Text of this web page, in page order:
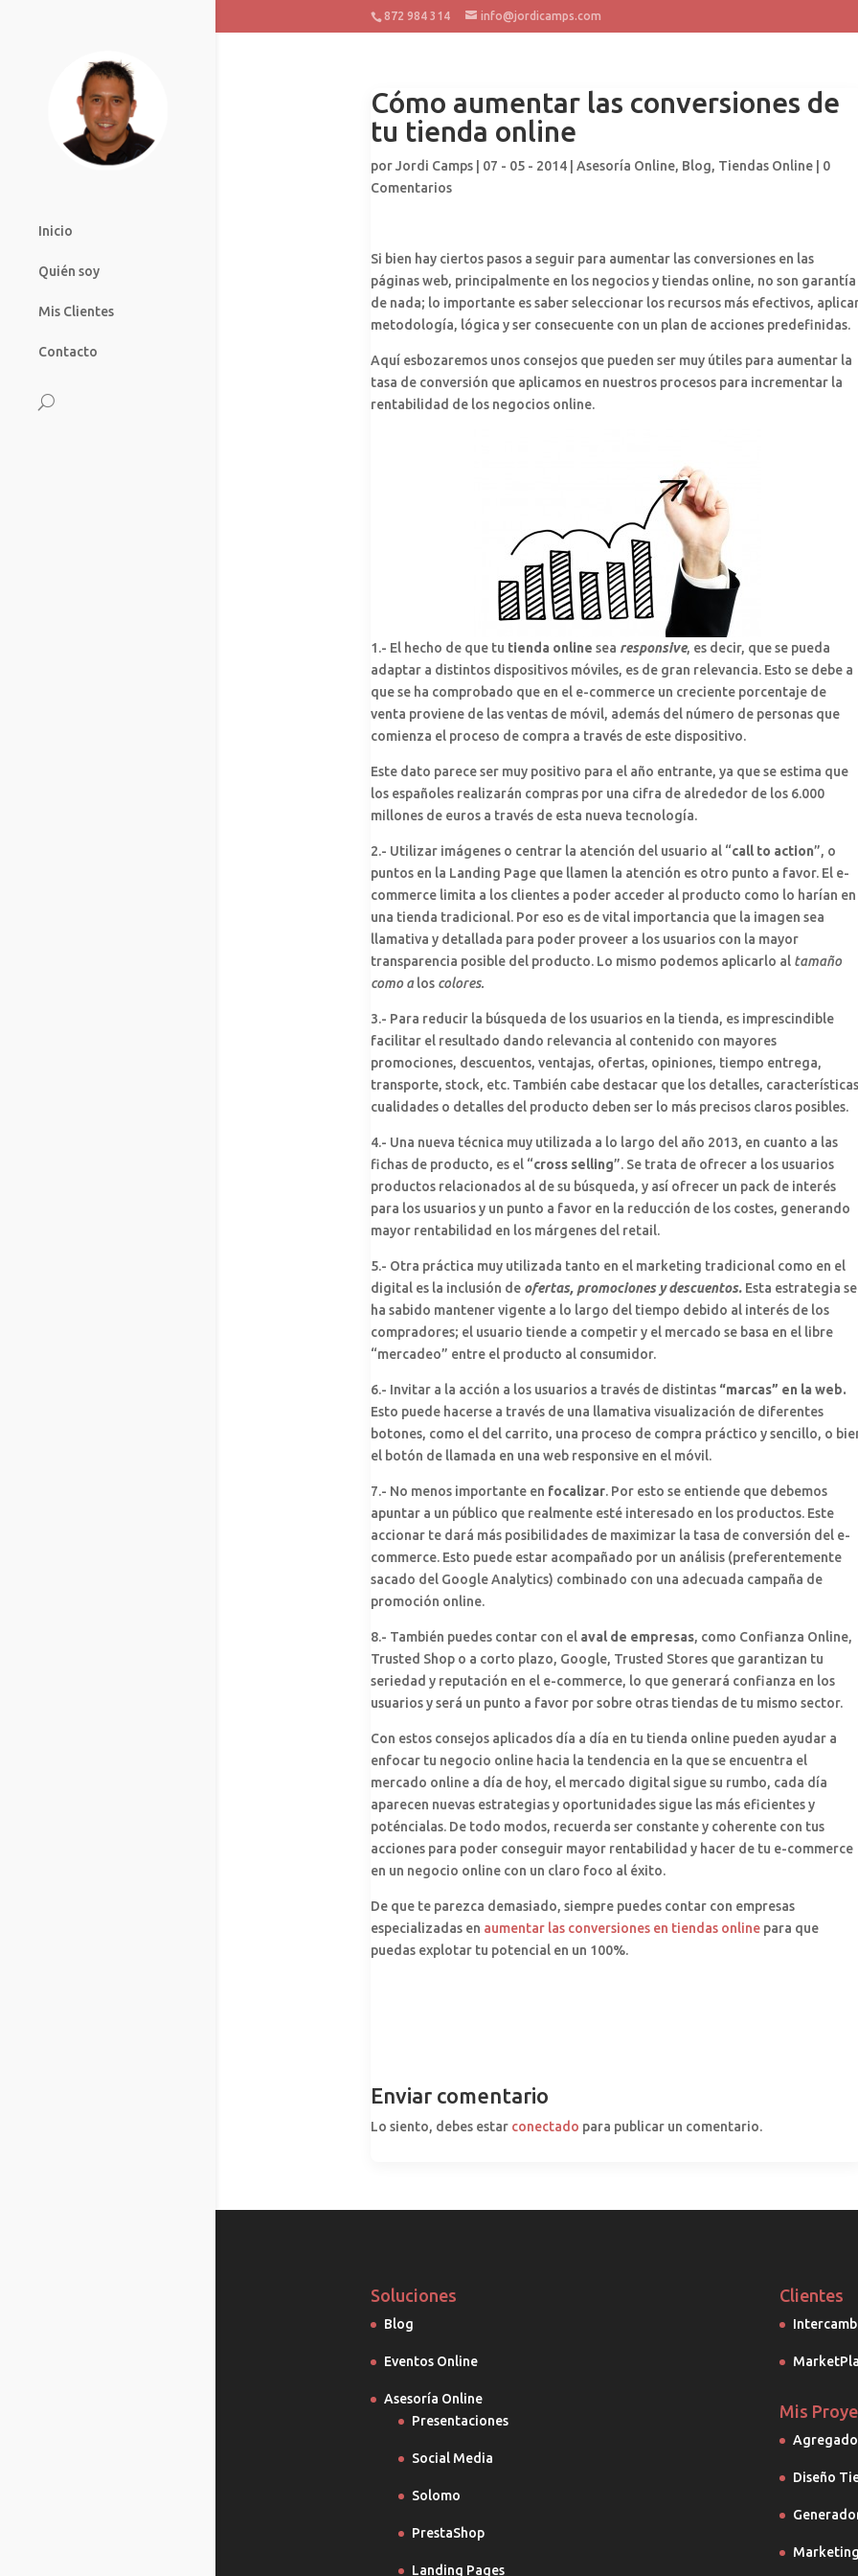
872 984 314 info@jordicamps.com
Inicio
Quién soy
Mis Clientes
Contacto
Cómo aumentar las conversiones de
tu tienda online
porJordi Camps | 07 - 05 - 2014 | Asesoría Online, Blog, Tiendas Online
0
Comentarios
Si bien hay ciertos pasos a seguir para aumentar las conversiones en las
páginas web, principalmente en los negocios y tiendas online, no son garantía
de nada; lo importante es saber seleccionar los recursos más efectivos,
metodología, lógica y ser consecuente con un plan de acciones predefinidas.
Aquí esbozaremos unos consejos que pueden ser muy útiles para aumentar la
tasa de conversión que aplicamos en nuestros procesos para incrementar la
rentabilidad de los negocios online.
1.- El hecho de que tu tienda online sea responsive, es decir, que se pueda
adaptar a distintos dispositivos móviles, es de gran relevancia. Esto se debe a
que se ha comprobado que en el e-commerce un creciente porcentaje de
venta proviene de las ventas de móvil, además del número de personas que
comienza el proceso de compra a través de este dispositivo.
Este dato parece ser muy positivo para el año entrante, ya que se estima que
los españoles realizarán compras por una cifra de alrededor de los 6.000
millones de euros a través de esta nueva tecnología.
2.- Utilizar imágenes o centrar la atención del usuario al “call to action”, o
puntos en la Landing Page que llamen la atención es otro punto a favor. El e-
commerce limita a los clientes a poder acceder al producto como lo harían en
una tienda tradicional. Por eso es de vital importancia que la imagen sea
llamativa y detallada para poder proveer a los usuarios con la mayor
transparencia posible del producto. Lo mismo podemos aplicarlo al tamaño
como a los colores.
3.- Para reducir la búsqueda de los usuarios en la tienda, es imprescindible
facilitar el resultado dando relevancia al contenido con mayores
promociones, descuentos, ventajas, ofertas, opiniones, tiempo entrega,
transporte, stock, etc. También cabe destacar que los detalles,
cualidades o detalles del producto deben ser lo más precisos claros posibles.
4.- Una nueva técnica muy utilizada a lo largo del año 2013, en cuanto a las
fichas de producto, es el “cross selling”. Se trata de ofrecer a los usuarios
productos relacionados al de su búsqueda, y así ofrecer un pack de interés
para los usuarios y un punto a favor en la reducción de los costes, generando
mayor rentabilidad en los márgenes del retail.
5.- Otra práctica muy utilizada tanto en el marketing tradicional como en el
digital es la inclusión de ofertas, promociones y descuentos. Esta estrategia se
ha sabido mantener vigente a lo largo del tiempo debido al interés de los
compradores; el usuario tiende a competir y el mercado se basa en el libre
“mercadeo” entre el producto al consumidor.
6.- Invitar a la acción a los usuarios a través de distintas “marcas” en la web.
Esto puede hacerse a través de una llamativa visualización de diferentes
botones, como el del carrito, una proceso de compra práctico y sencillo, o
el botón de llamada en una web responsive en el móvil.
7.- No menos importante en focalizar. Por esto se entiende que debemos
apuntar a un público que realmente esté interesado en los productos. Este
accionar te dará más posibilidades de maximizar la tasa de conversión del e-
commerce. Esto puede estar acompañado por un análisis (preferentemente
sacado del Google Analytics) combinado con una adecuada campaña de
promoción online.
8.- También puedes contar con el aval de empresas, como Confianza Online,
Trusted Shop o a corto plazo, Google, Trusted Stores que garantizan tu
seriedad y reputación en el e-commerce, lo que generará confianza en los
usuarios y será un punto a favor por sobre otras tiendas de tu mismo sector.
Con estos consejos aplicados día a día en tu tienda online pueden ayudar a
enfocar tu negocio online hacia la tendencia en la que se encuentra el
mercado online a día de hoy, el mercado digital sigue su rumbo, cada día
aparecen nuevas estrategias y oportunidades sigue las más eficientes y
poténcialas. De todo modos, recuerda ser constante y coherente con tus
acciones para poder conseguir mayor rentabilidad y hacer de tu e-commerce
en un negocio online con un claro foco al éxito.
De que te parezca demasiado, siempre puedes contar con empresas
especializadas en aumentar las conversiones en tiendas online para que
puedas explotar tu potencial en un 100%.
Enviar comentario
Lo siento, debes estar conectado para publicar un comentario.
Soluciones
Blog
Eventos Online
Asesoría Online
Presentaciones
Social Media
Solomo
PrestaShop
Landing Pages
Clientes
Mis
Diseño